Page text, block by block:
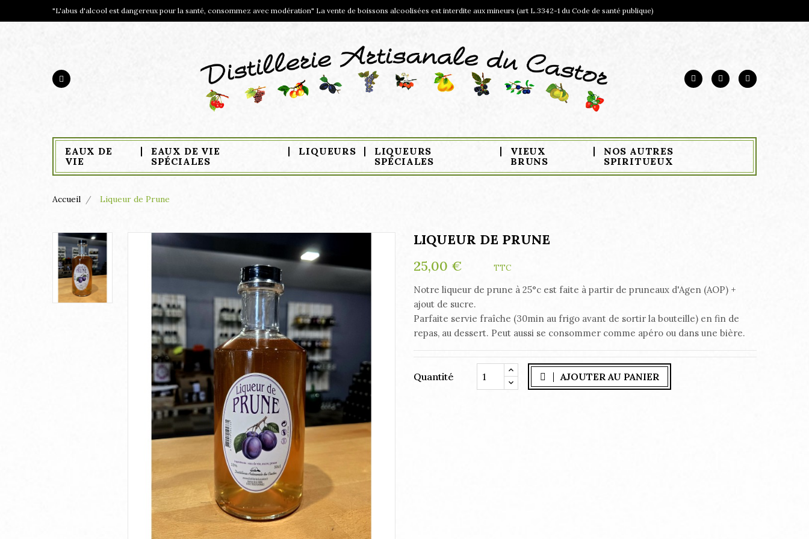
"L'abus d'alcool est dangereux pour la santé, consommez avec modération" La vente de boissons alcoolisées est interdite aux mineurs (art L.3342-1 du Code de santé publique)
EAUX DE
VIE
EAUX DE VIE
SPÉCIALES
LIQUEURS
LIQUEURS
SPÉCIALES
VIEUX
BRUNS
NOS AUTRES
SPIRITUEUX
Accueil Liqueur de Prune
LIQUEUR DE PRUNE
25,00 €
TTC
Notre liqueur de prune à 25°c est faite à partir de pruneaux d'Agen (AOP) +
ajout de sucre.
Parfaite servie fraîche (30min au frigo avant de sortir la bouteille) en fin de
repas, au dessert. Peut aussi se consommer comme apéro ou dans une bière.
Quantité AJOUTER AU PANIER